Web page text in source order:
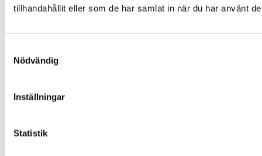
tillhandahållit eller som de har samlat in när du har använt
Nödvändig
Inställningar
Statistik
109,00kr